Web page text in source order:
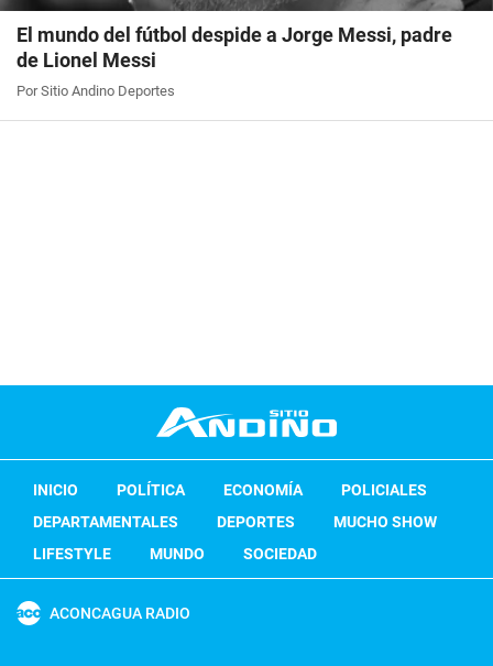
El mundo del fútbol despide a Jorge Messi, padre
de Lionel Messi
Por Sitio Andino Deportes
INICIO POLÍTICA ECONOMÍA
POLICIALES
DEPARTAMENTALES
DEPORTES
MUCHO SHOW
LIFESTYLE
MUNDO SOCIEDAD
ACONCAGUA RADIO